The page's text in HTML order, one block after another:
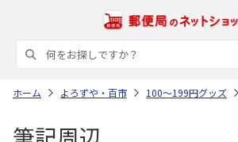
ホーム よろずや・百市 100～199円グッズ